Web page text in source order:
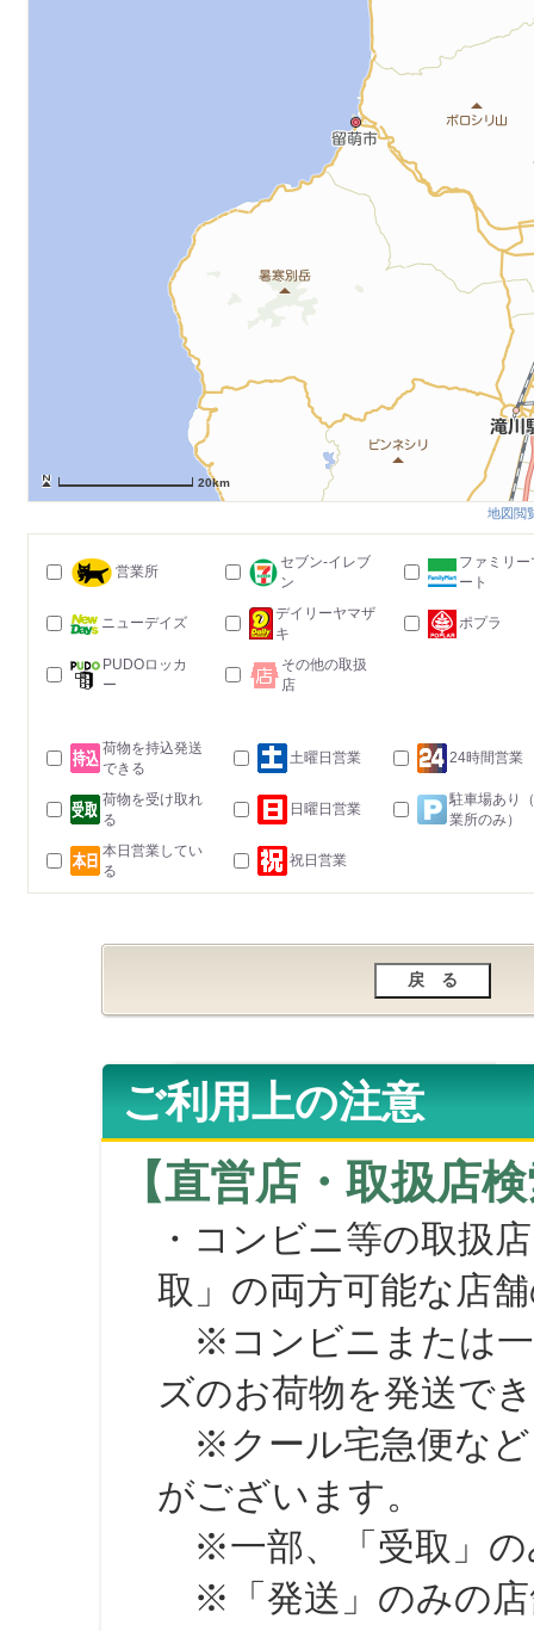
20km
地図閲
営業所
セブン-イレブ
ン
ファミリー
ート
ニューデイズ
デイリーヤマザ
キ
ポプラ
PUDOロッカ
ー
その他の取扱
店
荷物を持込発送
できる
土曜日営業 24時間営業
荷物を受け取れ
る
日曜日営業
駐車場あり
業所のみ）
本日営業してい
る
祝日営業
ご利用上の注意
【直営店・取扱店
・コンビニ等の取扱
取」の両方可能な店
※コンビニまたは一
ズのお荷物を発送で
※クール宅急便など
がございます。
※一部、「受取」の
※「発送」のみの店